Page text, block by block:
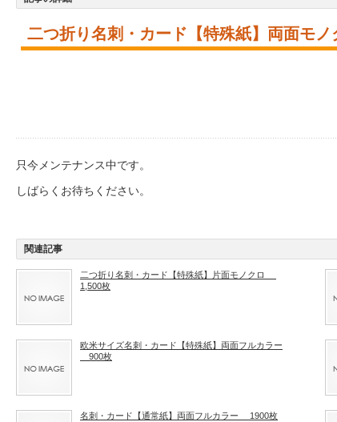
二つ折り名刺・カード【特殊紙】両面モ
只今メンテナンス中です。
しばらくお待ちください。
関連記事
二つ折り名刺・カード【特殊紙】片面モノクロ
1,500枚
欧米サイズ名刺・カード【特殊紙】両面フルカラー
900枚
名刺・カード【通常紙】両面フルカラー 1900枚